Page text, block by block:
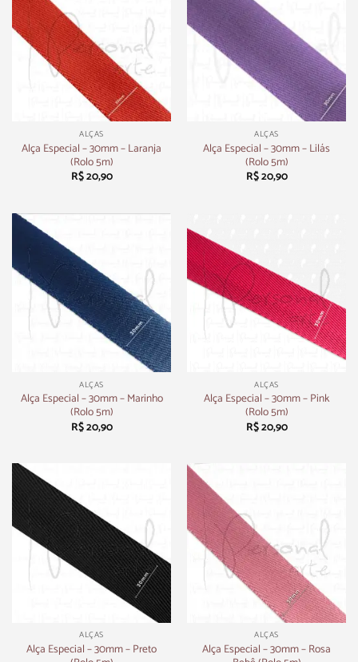
ALÇAS
Alça Especial – 30mm – Laranja
(Rolo 5m)
R$20,90
ALÇAS
Alça Especial – 30mm – Lilás
(Rolo 5m)
R$20,90
ALÇAS
Alça Especial – 30mm – Marinho
(Rolo 5m)
R$20,90
ALÇAS
Alça Especial – 30mm – Pink
(Rolo 5m)
R$20,90
ALÇAS
Alça Especial – 30mm – Preto
ALÇAS
Alça Especial – 30mm – Rosa